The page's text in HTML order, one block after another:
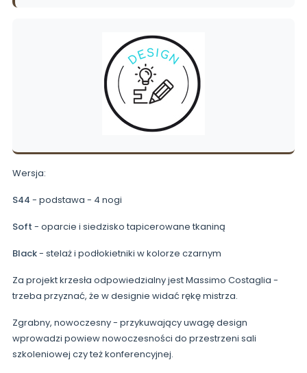
Wersja:
S44 - podstawa - 4 nogi
Soft - oparcie i siedzisko tapicerowane tkaniną
Black- stelaż i podłokietniki w kolorze czarnym
Za projekt krzesła odpowiedzialny jest Massimo Costaglia -
trzeba przyznać, że w designie widać rękę mistrza.
Zgrabny, nowoczesny - przykuwający uwagę design
wprowadzi powiew nowoczesności do przestrzeni sali
szkoleniowej czy też konferencyjnej.